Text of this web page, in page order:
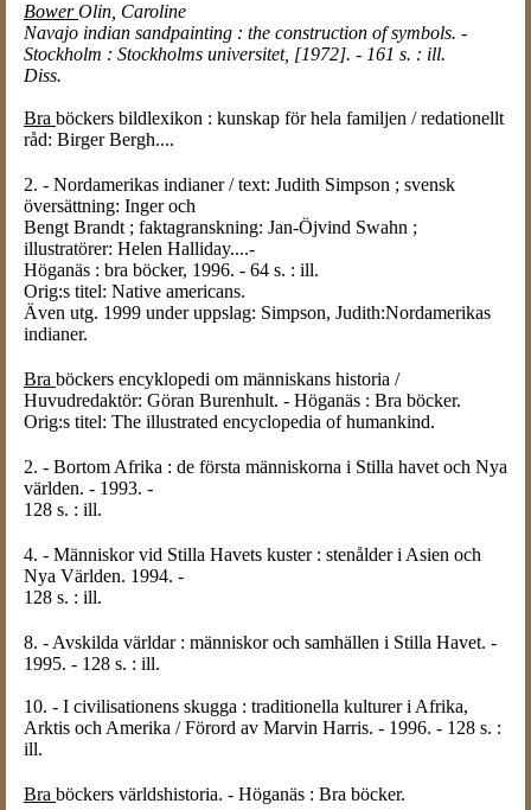
BowerOlin, Caroline
Navajo indian sandpainting : the construction of symbols. -
Stockholm : Stockholms universitet, [1972]. - 161 s. : ill.
Diss.
Bra böckers bildlexikon : kunskap för hela familjen / redationellt
råd: Birger Bergh....
2. - Nordamerikas indianer / text: Judith Simpson ; svensk
översättning: Inger och
Bengt Brandt ; faktagranskning: Jan-Öjvind Swahn ;
illustratörer: Helen Halliday....-
Höganäs : bra böcker, 1996. - 64 s. : ill.
Orig:s titel: Native americans.
Även utg. 1999 under uppslag: Simpson, Judith:Nordamerikas
indianer.
Bra böckers encyklopedi om människans historia /
Huvudredaktör: Göran Burenhult. - Höganäs : Bra böcker.
Orig:s titel: The illustrated encyclopedia of humankind.
2. - Bortom Afrika : de första människorna i Stilla havet och Nya
världen. - 1993. -
128 s. : ill.
4. - Människor vid Stilla Havets kuster : stenålder i Asien och
Nya Världen. 1994. -
128 s. : ill.
8. - Avskilda världar : människor och samhällen i Stilla Havet. -
1995. - 128 s. : ill.
10. - I civilisationens skugga : traditionella kulturer i Afrika,
Arktis och Amerika / Förord av Marvin Harris. - 1996. - 128 s. :
ill.
Bra böckers världshistoria. - Höganäs : Bra böcker.